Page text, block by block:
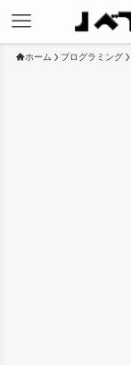
ホーム プログラミング